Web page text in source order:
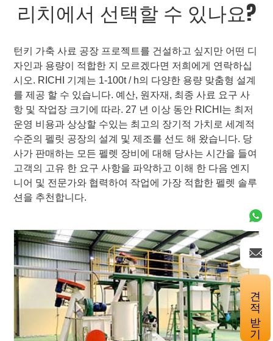
리치에서 선택할 수 있나요?
턴키 가축 사료 공장 프로젝트를 건설하고 싶지만 어떤 디
자인과 용량이 적합한 지 모르겠다면 저희에게 연락하십
시오. RICHI 기계는 1-100t / h의 다양한 용량 맞춤형 설계
를 제공 할 수 있습니다. 예산, 원자재, 최종 사료 요구 사
항 및 작업장 크기에 따라. 27 년 이상 동안 RICHI는 최저
운영 비용과 상상할 수있는 최고의 장기적 가치로 세계적
수준의 펠릿 공장의 설계 및 제조를 선도 해 왔습니다. 당
사가 판매하는 모든 펠렛 장비에 대해 당사는 시간을 들여
고객의 고유 한 요구 사항을 파악하고 이해 한 다음 엔지
니어 및 전문가와 협력하여 작업에 가장 적합한 펠렛 솔루
션을 추천합니다.
견적 받기